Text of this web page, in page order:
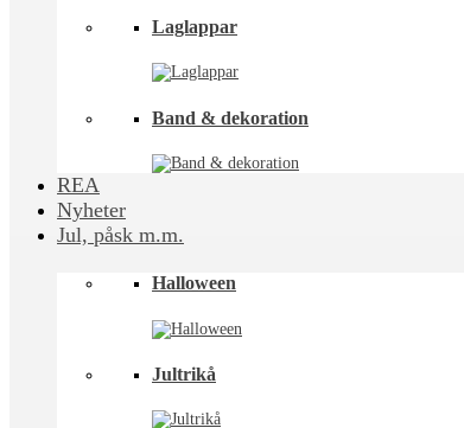
Laglappar
Band & dekoration
REA
Nyheter
Jul, påsk m.m.
Halloween
Jultrikå